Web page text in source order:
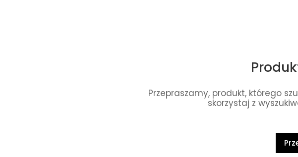
Przepraszamy, produkt, którego
skorzystaj z